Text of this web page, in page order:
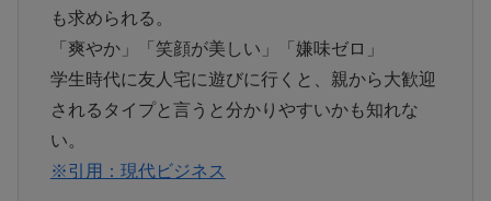
も求められる。
「爽やか」「笑顔が美しい」「嫌味ゼロ」
学生時代に友人宅に遊びに行くと、親から大歓迎
されるタイプと言うと分かりやすいかも知れな
い。
※引用：現代ビジネス